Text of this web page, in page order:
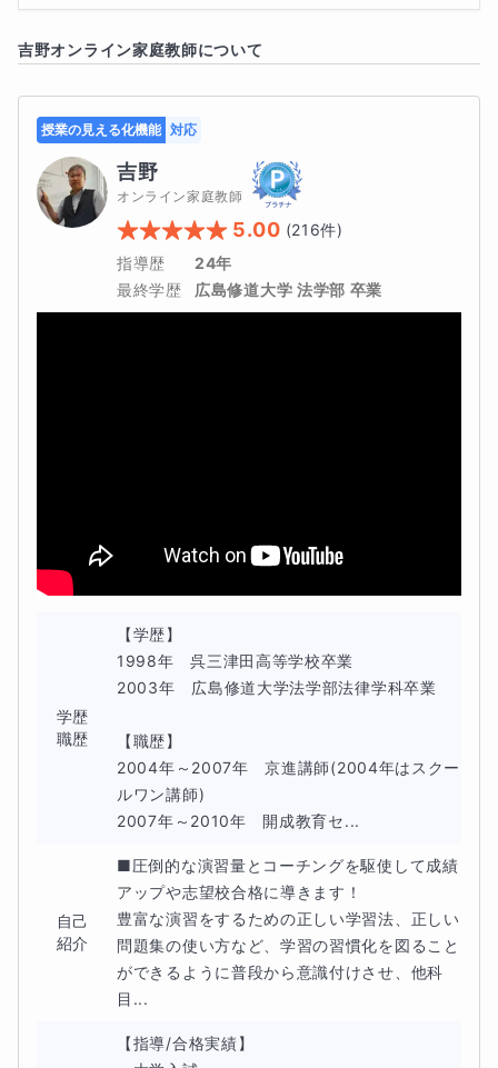
題の考え方・解き方は活用できます)。なぜ対応できる
か、の理由も授業内でまとめていきたいと思います。実
際、吉野が専門学校の資格試験の試験を解いたときに、正
誤問題の解き方・考え方が普通に使えました。科目知識と
問題を解くためのルールを押さえることで正答率が上がり
ます。そこで、培ったものをこの講座で昇華していきたい
と思います。
この講座は特別講座のため、
いても構いません。
授業の性質上、75分授業で行います。
【対象となる生徒】
共通テスト、私立入試などで日本史探究を受験されるすべ
ての生徒様を対象とします。この時点での成績については
問いませんが、日本史の通史知識は最低限持っていること
が望ましい
です。もし、土台知識が怪しい人は「時代と流
れでおぼえる！日本史用語」(文英堂)もしくは「日本史
100テーマ」(駿台文庫)のいずれかを使って土台を構築し
アリングして今後の学習指針を立てていきたいと思いま
す。
体験授業後に面談を行い、今後の指針と学習法を指導し
ます。
なお、吉野の講座では他の講座については提案はさせて
いただきますが、無理に勧誘することはしませんので、
安心して受講してください。
については選択肢の作り方が歴史総合・日本史探究と異
せん。
しかし、考え方などは大きく変わらないので、十分な効
果は期待できると思います。
吉野オンライン家庭教師について
授業の見える化機能 対応
吉野
オンライン家庭教師
5.00 (216件)
指導歴
24年
最終学歴
広島修道大学 法学部 卒業
学歴
職歴
【学歴】
1998年　呉三津田高等学校卒業
2003年　広島修道大学法学部法律学科卒業
【職歴】
2004年～2007年　京進講師(2004年はスクー
ルワン講師)
2007年～2010年　開成教育セ...
自己
紹介
■圧倒的な演習量とコーチングを駆使して成績
アップや志望校合格に導きます！
豊富な演習をするための正しい学習法、正しい
問題集の使い方など、学習の習慣化を図ること
ができるように普段から意識付けさせ、他科
目...
【指導/合格実績】